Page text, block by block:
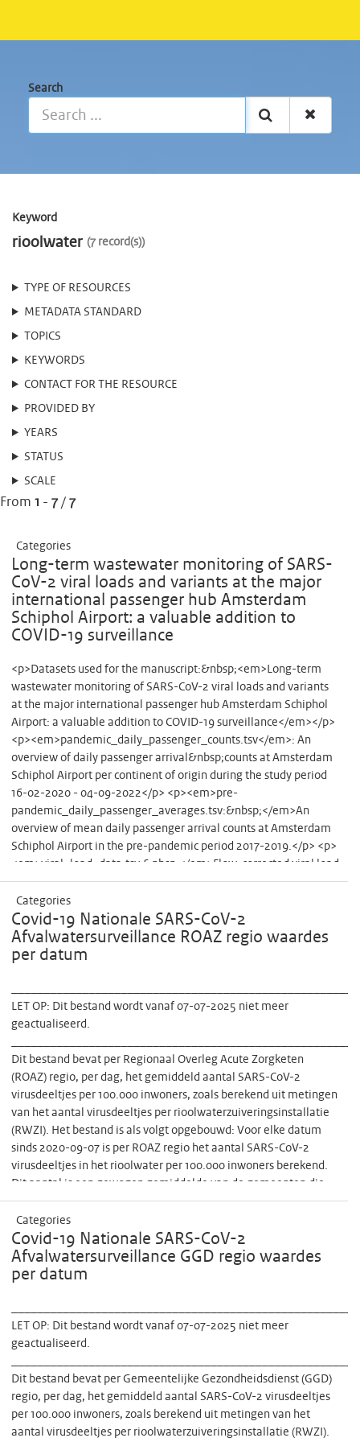
Search
Keyword
rioolwater 7 record(s)
TYPE OF RESOURCES
METADATA STANDARD
TOPICS
KEYWORDS
CONTACT FOR THE RESOURCE
PROVIDED BY
YEARS
STATUS
SCALE
From 1 - 7/ 7
Categories
Long-term wastewater monitoring of SARS-
CoV-2 viral loads and variants at the major
international passenger hub Amsterdam
Schiphol Airport: a valuable addition to
COVID-19 surveillance
<p>Datasets used for the manuscript:&nbsp;<em>Long-term
wastewater monitoring of SARS-CoV-2 viral loads and variants
at the major international passenger hub Amsterdam Schiphol
Airport: a valuable addition to COVID-19 surveillance</em></p>
<p><em>pandemic_daily_passenger_counts.tsv</em>: An
overview of daily passenger arrival&nbsp;counts at Amsterdam
Schiphol Airport per continent of origin during the study period
16-02-2020 - 04-09-2022</p> <p><em>pre-
pandemic_daily_passenger_averages.tsv:&nbsp;</em>An
overview of mean daily passenger arrival counts at Amsterdam
Schiphol Airport in the pre-pandemic period 2017-2019.</p> <p>
<em>viral_load_data.tsv:&nbsp;</em>Flow-corrected viral load
(# particles per 24h) in samples taken at the wastewater
treatment plant of Amsterdam Schiphol Airport.</p> <p>
<em>wastewater_variant_frequencies.tsv:&nbsp;</em>SARS-
CoV-2 lineage estimates in samples&nbsp;taken at the
wastewater treatment plant of Amsterdam Schiphol Airport,
Categories
Covid-19 Nationale SARS-CoV-2
Afvalwatersurveillance ROAZ regio waardes
per datum
LET OP: Dit bestand wordt vanaf 07-07-2025 niet meer
geactualiseerd.
Dit bestand bevat per Regionaal Overleg Acute Zorgketen
(ROAZ) regio, per dag, het gemiddeld aantal SARS-CoV-2
virusdeeltjes per 100.000 inwoners, zoals berekend uit metingen
van het aantal virusdeeltjes per rioolwaterzuiveringsinstallatie
(RWZI). Het bestand is als volgt opgebouwd: Voor elke datum
sinds 2020-09-07 is per ROAZ regio het aantal SARS-CoV-2
virusdeeltjes in het rioolwater per 100.000 inwoners berekend.
Dit aantal is een gewogen gemiddelde van de gemeenten die
tot de betreffende regio behoren. Voor iedere datum worden
daartoe, per gemeente, de meest recente meting van alle
RWZI’s gewogen naar het aantal inwoners in de gemeente die
bediend worden door de betreffende RWZI, mits de meest
recente meting niet ouder is dan acht dagen. Deze waarden per
inwoners (dat wil zeggen, het aantal inwoners in een gemeente
aangesloten op RWZI's die een meting hebben die minder dan
de ROAZ regio uitgedrukt per inwoner. Dit vermenigvuldigen
met 100.000 geeft het gemiddeld aantal virusdeeltjes per regio,
per datum, per 100.000 inwoner equivalenten. Als van geen van
de RWZI’s binnen een ROAZ regio metingen beschikbaar zijn die
Categories
Covid-19 Nationale SARS-CoV-2
Afvalwatersurveillance GGD regio waardes
per datum
LET OP: Dit bestand wordt vanaf 07-07-2025 niet meer
geactualiseerd.
Dit bestand bevat per Gemeentelijke Gezondheidsdienst (GGD)
regio, per dag, het gemiddeld aantal SARS-CoV-2 virusdeeltjes
per 100.000 inwoners, zoals berekend uit metingen van het
aantal virusdeeltjes per rioolwaterzuiveringsinstallatie (RWZI).